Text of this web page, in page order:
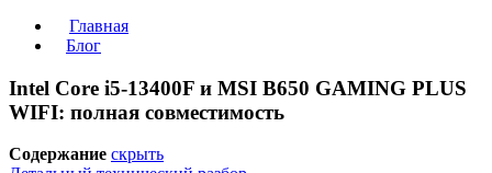
Главная
Блог
Intel Core i5-13400F и MSI B650 GAMING PLUS
WIFI: полная совместимость
Содержание скрыть